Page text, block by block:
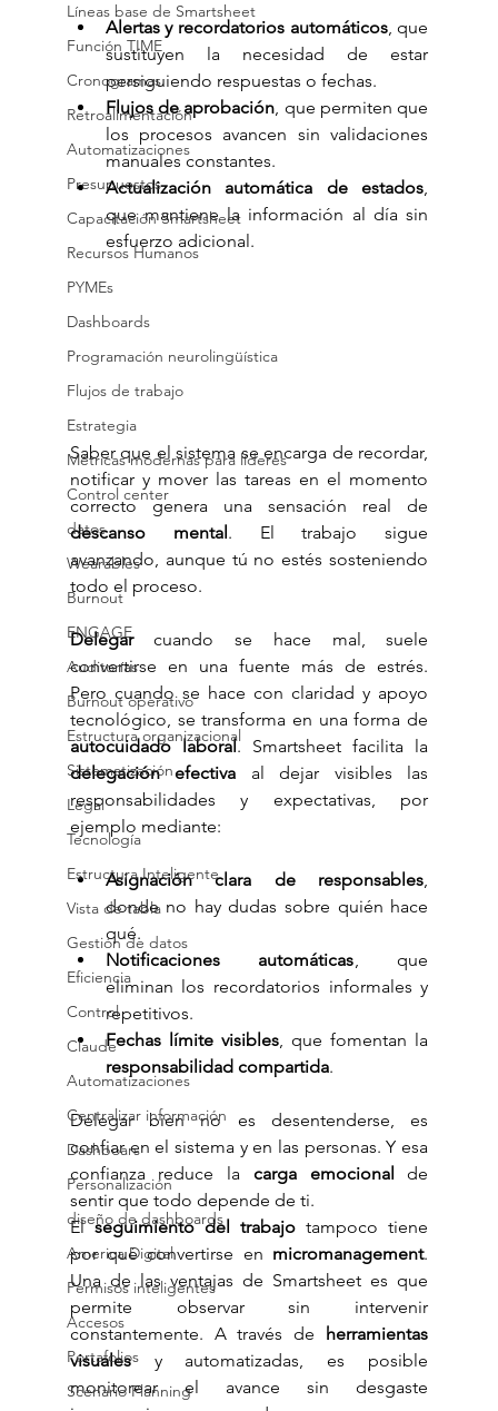
Líneas base de Smartsheet
Función TIME
Cronogramas
Retroalimentación
Automatizaciones
Presupuestos
Capacitación Smartsheet
Recursos Humanos
PYMEs
Dashboards
Programación neurolingüística
Flujos de trabajo
Estrategia
Métricas modernas para líderes
Control center
datos
Wearables
Burnout
ENGAGE
Auditorías
Burnout operativo
Estructura organizacional
Sistematización
Legal
Tecnología
Estructura Inteligente
Vista de tabla
Gestión de datos
Eficiencia
Control
Claude
Automatizaciones
Centralizar información
Dashboars
Personalización
diseño de dashboards
America Digital
Permisos inteligentes
Accesos
Portafolios
Scenario Planning
Alertas y recordatorios automáticos, que
sustituyen la necesidad de estar
persiguiendo respuestas o fechas.
Flujos de aprobación , que permiten que
los procesos avancen sin validaciones
manuales constantes.
Actualización automática de estados
que mantiene la información al día sin
esfuerzo adicional.
Saber que el sistema se encarga de recordar,
notificar y mover las tareas en el momento
descanso mental. El trabajo sigue
avanzando, aunque tú no estés sosteniendo
todo el proceso.
Delegar cuando se hace mal, suele
convertirse en una fuente más de estrés.
Pero cuando se hace con claridad y apoyo
autocuidado laboral
delegación efectiva al dejar visibles las
responsabilidades y expectativas, por
ejemplo mediante:
Asignación clara de responsables
donde no hay dudas sobre quién hace
qué.
Notificaciones automáticas , que
eliminan los recordatorios informales y
repetitivos.
Fechas límite visibles
responsabilidad compartida.
Delegar bien no es desentenderse, es
confiar en el sistema y en las personas. Y esa
confianza reduce la carga emocional de
sentir que todo depende de ti.
El seguimiento del trabajo tampoco tiene
por qué convertirse en micromanagement.
Una de las ventajas de Smartsheet es que
permite observar sin intervenir
constantemente. A través de herramientas
visuales y automatizadas, es posible
monitorear el avance sin desgaste